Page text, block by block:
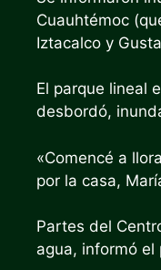
Cuauhtémoc
Iztacalco y
El parque lineal
desbordó,
«Comencé a
por la casa,
Partes del
agua, informó el